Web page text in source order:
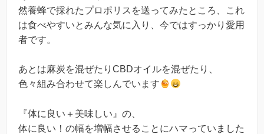
然養蜂で採れたプロポリスを送ってみたところ、これ
は食べやすいとみんな気に入り、今ではすっかり愛用
者です。
あとは麻炭を混ぜたりCBDオイルを混ぜたり、
色々組み合わせて楽しんでいます
『体に良い＋美味しい』の、
体に良い！の幅を増幅させることにハマっていました